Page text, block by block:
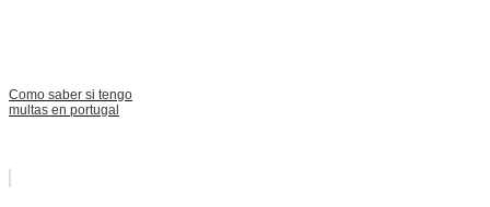
Como saber si tengo
multas en portugal